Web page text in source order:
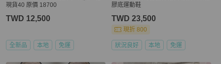
現貨40 原價 18700
TWD 12,500
全新品 本地 免運
膠底運動鞋
TWD 23,500
現折 800
狀況良好 本地 免運